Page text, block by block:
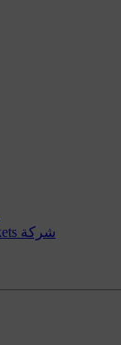
One Financial Markets شركة